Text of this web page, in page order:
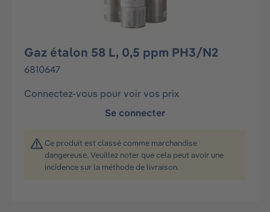
Gaz étalon 58 L, 0,5 ppm PH3/N2
6810647
Connectez-vous pour voir vos prix
Se connecter
Ce produit est classé comme marchandise
dangereuse. Veuillez noter que cela peut avoir une
incidence sur la méthode de livraison.